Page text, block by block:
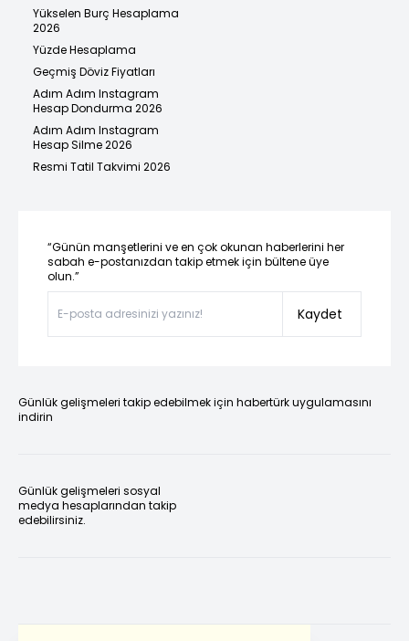
Yükselen Burç Hesaplama
2026
Yüzde Hesaplama
Geçmiş Döviz Fiyatları
Adım Adım Instagram
Hesap Dondurma 2026
Adım Adım Instagram
Hesap Silme 2026
Resmi Tatil Takvimi 2026
“Günün manşetlerini ve en çok okunan haberlerini her
sabah e-postanızdan takip etmek için bültene üye
olun.”
Kaydet
Günlük gelişmeleri takip edebilmek için habertürk uygulamasını
indirin
Günlük gelişmeleri sosyal
medya hesaplarından takip
edebilirsiniz.